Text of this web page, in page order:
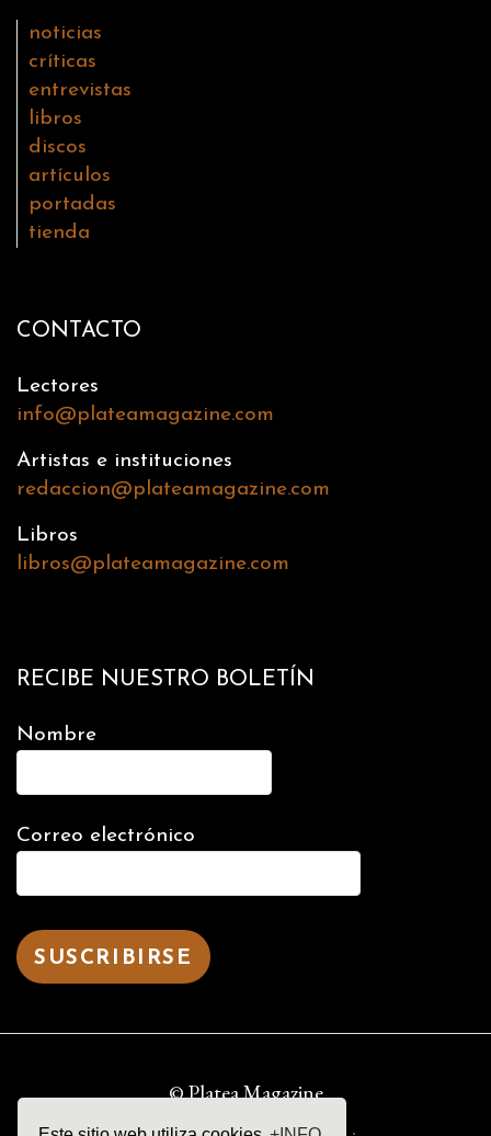
noticias
críticas
entrevistas
libros
discos
artículos
portadas
tienda
CONTACTO
Lectores
info@plateamagazine.com
Artistas e instituciones
redaccion@plateamagazine.com
Libros
libros@plateamagazine.com
RECIBE NUESTRO BOLETÍN
Nombre
Correo electrónico
© Platea Magazine